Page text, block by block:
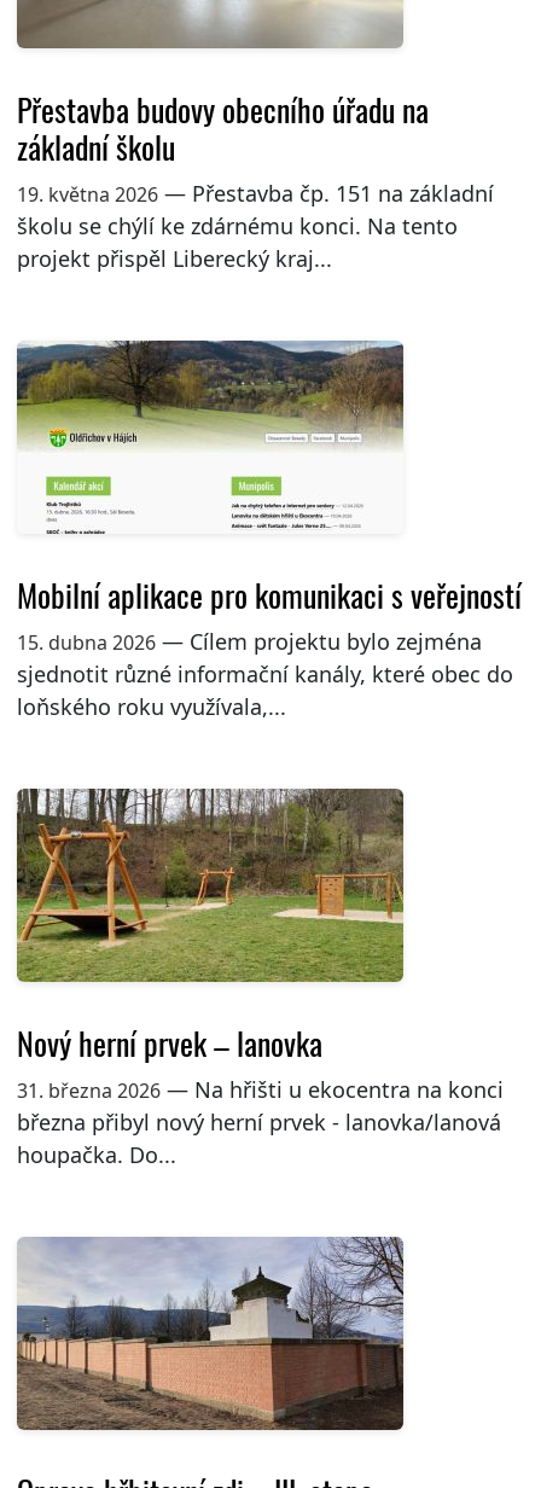
Přestavba budovy obecního úřadu na
základní školu
19. května 2026— Přestavba čp. 151 na základní
školu se chýlí ke zdárnému konci. Na tento
projekt přispěl Liberecký kraj...
Mobilní aplikace pro komunikaci s veřejností
15. dubna 2026— Cílem projektu bylo zejména
sjednotit různé informační kanály, které obec do
loňského roku využívala,...
Nový herní prvek – lanovka
31. března 2026— Na hřišti u ekocentra na konci
března přibyl nový herní prvek - lanovka/lanová
houpačka. Do...